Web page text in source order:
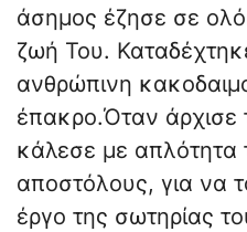
άσημος έζησε σε
ζωή Του.
ανθρώπινη
έπακρο.Όταν άρχισε
κάλεσε με απλότητα
αποστόλους, για να
έργο της σωτηρίας